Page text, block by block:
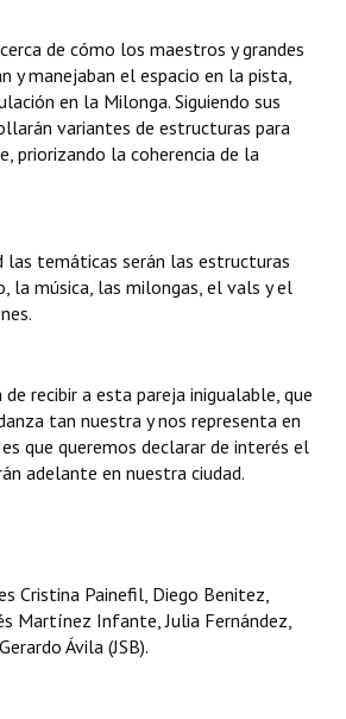
Huellas - Registro
- Registro
- Registro
- Registro
de cómo los maestros y grandes
y manejaban el espacio en la pista,
en la Milonga. Siguiendo sus
variantes de estructuras para
priorizando la coherencia de la
las temáticas serán las estructuras
la música, las milongas, el vals y el
recibir a esta pareja inigualable, que
tan nuestra y nos representa en
que queremos declarar de interés el
adelante en nuestra ciudad.
Cristina Painefil, Diego Benitez,
Martínez Infante, Julia Fernández,
Ávila (JSB).